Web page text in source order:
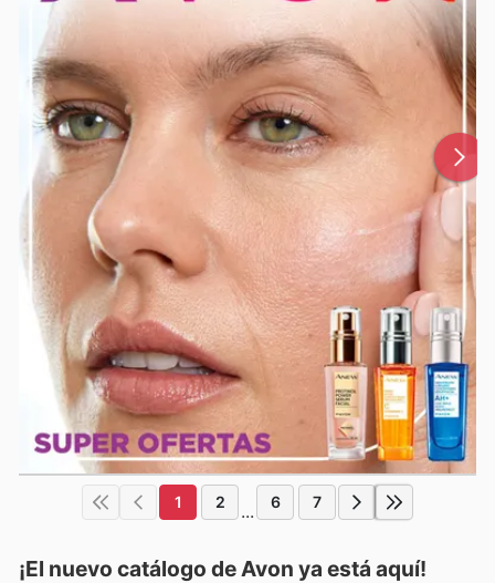
1 2 ... 6 7
¡El nuevo catálogo deAvon ya está aquí!